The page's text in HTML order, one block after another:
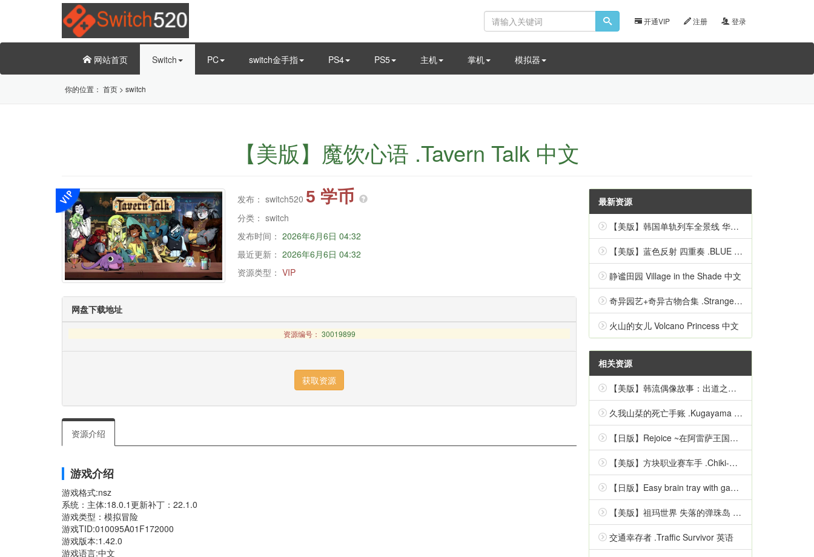
开通VIP 注册 登录
网站首页 Switch PC switch金手指 PS4 PS5 主机 掌机 模拟器
你的位置： 首页 > switch
【美版】魔饮心语 .Tavern Talk 中文
发布： switch520 5 学币
分类： switch
发布时间： 2026年6月6日 04:32
最近更新： 2026年6月6日 04:32
资源类型： VIP
网盘下载地址
资源编号： 30019899
资源介绍
游戏介绍
游戏格式:nsz
系统：主体:18.0.1更新补丁：22.1.0
游戏类型：模拟冒险
游戏TID:010095A01F172000
游戏版本:1.42.0
游戏语言:中文
最新资源
【美版】韩国单轨列车全景线 华盖山 .Korean Monorail Panorama Line Hwagaesan 中文
【美版】蓝色反射 四重奏 .BLUE REFLECTION Quartet 英语
静谧田园 Village in the Shade 中文
奇异园艺+奇异古物合集 .Strange Horticulture 中文
火山的女儿 Volcano Princess 中文
相关资源
【美版】韩流偶像故事：出道之路 .K-Pop Idol Stories: Road to Debut 英语
久我山栞的死亡手账 .Kugayama Shiori's Death Diary 中文
【日版】Rejoice ~在阿雷萨王国的彼方~ 日语
【美版】方块职业赛车手 .Chiki-Chiki Boxy Racers 中文
【日版】Easy brain tray with games Simple inspirational quizzes 日语
【美版】祖玛世界 失落的弹珠岛 .Zumba World - The Lost Marble Island 中文
交通幸存者 .Traffic Survivor 英语